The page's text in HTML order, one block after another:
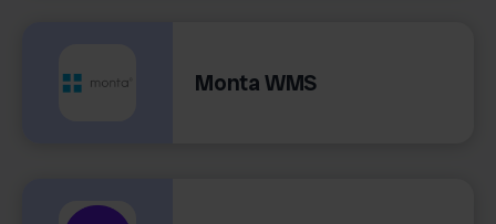
Monta WMS